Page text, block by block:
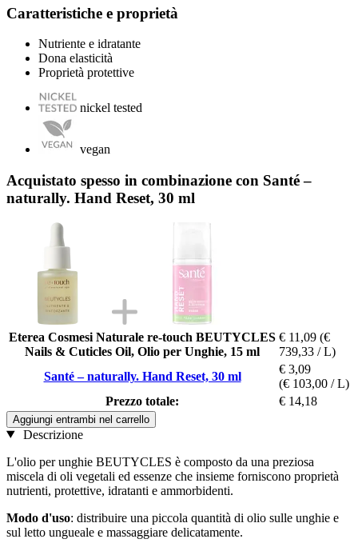
Caratteristiche e proprietà
Nutriente e idratante
Dona elasticità
Proprietà protettive
nickel tested
vegan
Acquistato spesso in combinazione con Santé –
naturally. Hand Reset, 30 ml
Eterea Cosmesi Naturale re-touch BEUTYCLES
Nails & Cuticles Oil, Olio per Unghie, 15 ml
€ 11,09 (€
739,33 / L)
Santé – naturally. Hand Reset, 30 ml
€ 3,09
(€ 103,00 / L)
Prezzo totale:
€ 14,18
Aggiungi entrambi nel carrello
Descrizione
L'olio per unghie BEUTYCLES è composto da una preziosa
miscela di oli vegetali ed essenze che insieme forniscono proprietà
nutrienti, protettive, idratanti e ammorbidenti.
Modo d'uso: distribuire una piccola quantità di olio sulle unghie e
sul letto ungueale e massaggiare delicatamente.